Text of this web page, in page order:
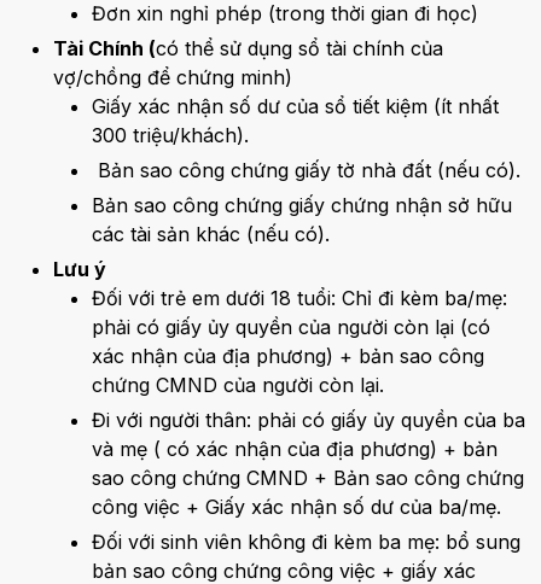
Đơn xin nghỉ phép (trong thời gian đi học)
Tài Chính (có thể sử dụng sổ tài chính của
vợ/chồng để chứng minh)
Giấy xác nhận số dư của sổ tiết kiệm (ít nhất
300 triệu/khách).
Bản sao công chứng giấy tờ nhà đất (nếu có).
Bản sao công chứng giấy chứng nhận sở hữu
các tài sản khác (nếu có).
Lưu ý
Đối với trẻ em dưới 18 tuổi: Chỉ đi kèm ba/mẹ:
phải có giấy ủy quyền của người còn lại (có
xác nhận của địa phương) + bản sao công
chứng CMND của người còn lại.
Đi với người thân: phải có giấy ủy quyền của ba
và mẹ ( có xác nhận của địa phương) + bản
sao công chứng CMND + Bản sao công chứng
công việc + Giấy xác nhận số dư của ba/mẹ.
Đối với sinh viên không đi kèm ba mẹ: bổ sung
bản sao công chứng công việc + giấy xác